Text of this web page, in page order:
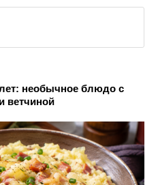
необычное блюдо с
ветчиной